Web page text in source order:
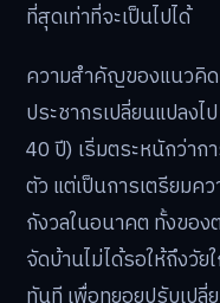
ที่สุดเท่าที่จะเป็นไปได้
ความสำคัญของแนวคิ
ประชากรเปลี่ยนแปลง
40 ปี) เริ่มตระหนักว่าก
ตัว แต่เป็นการเตรียมค
กังวลในอนาคต ทั้งขอ
จัดบ้านไม่ได้รอให้ถึงวั